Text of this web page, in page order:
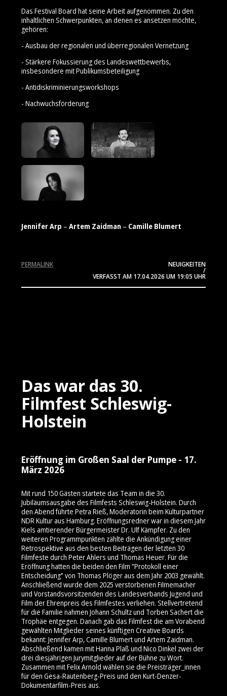
Das Festival Board hat seine Arbeit aufgenommen. Zu den
inhaltlichen Schwerpunkten, an denen es ansetzen möchte,
gehören:
- Ausbau der regionalen und überregionalen Vernetzung
- Stärkere Fokussierung des Landeswettbewerbs,
insbesondere mit Publikumsbeteiligung
- Antidiskriminierungsworkshops
- Nachwuchsförderung
Jennifer Arp – Artem Zaidman – Camille Blumert
NEUIGKEITEN
/
VERFASST AM 17.04.2026 UM 19:05 UHR
PERMALINK
Das war das 30.
Filmfest Schleswig-
Holstein
Eröffnung im Großen Saal der Pumpe - 17.
März 2026
Mit rund 150 Gästen startete das Team in die 30.
Jubiläumsausgabe des Filmfests Schleswig-Holstein. Durch
den Abend führte Petra Rieß, Moderatorin beim Kulturpartner
NDR Kultur aus Hamburg. Eröffnungsredner war in diesem Jahr
Kiels amtierender Bürgermeister Dr. Ulf Kämpfer. Zu den
weiteren Programmpunkten zählte die Ankündigung einer
Retrospektive aus den besten Beiträgen der letzten 30
Filmfeste durch Peter Ahlers und Thomas Heuer. Für die
Eröffnung hatten die beiden den Film "Protokoll einer
Entscheidung" von Thomas Plöger aus dem Jahr 2003 gewählt.
Anschließend wurde dem 2025 verstorbenen Filmemacher
und Vorstandsvorsitzenden des Landesverbands Jugend und
Film der Ehrenpreis des Filmfestes verliehen. Stellvertretend
für die Familie nahmen Johann Schultz und Torben Sachert die
Trophäe entgegen. Danach gab das Filmfest die am Vorabend
gewählten Mitglieder seines künftigen Creative Boards
bekannt: Jennifer Arp, Camille Blumert und Artem Zaidman.
Abschließend kamen mit Hanna Plaß und Nico Dinkel zwei der
drei diesjährigen Jurymitglieder auf der Bühne zu Wort.
Zusammen mit Felix Arnold wählen sie die Preisträger_innen
für den Gesa-Rautenberg-Preis und den Kurt-Denzer-
Dokumentarfilm-Preis aus.